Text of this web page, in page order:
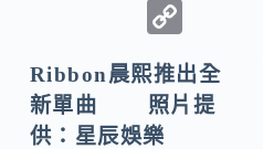
b
o
o
p
y
Ribbon晨熙推出全
新單曲 照片提
供：星辰娛樂